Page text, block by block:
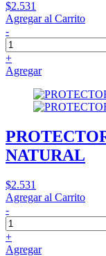
$2.531
Agregar al Carrito
-
+
Agregar
NATURAL
$2.531
Agregar al Carrito
-
+
Agregar